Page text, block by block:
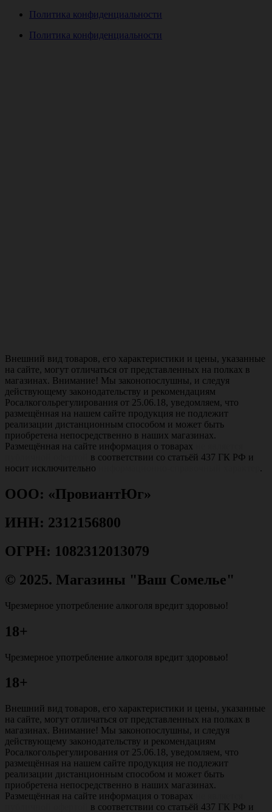
Политика конфиденциальности
Политика конфиденциальности
Внешний вид товаров, его характеристики и цены, указанные
на сайте, могут отличаться от представленных на полках в
магазинах. Внимание! Мы законопослушны, и следуя
действующему законодательству и рекомендациям
Росалкогольрегулирования от 25.06.18, уведомляем, что
размещённая на нашем сайте продукция не подлежит
реализации дистанционным способом и может быть
приобретена непосредственно в наших магазинах.
Размещённая на сайте информация о товарах
в соответствии со статьёй 437 ГК РФ и
носит исключительно
.
ООО: «ПровиантЮг»
ИНН: 2312156800
ОГРН: 1082312013079
© 2025. Магазины "Ваш Сомелье"
Чрезмерное употребление алкоголя вредит здоровью!
18+
Чрезмерное употребление алкоголя вредит здоровью!
18+
Внешний вид товаров, его характеристики и цены, указанные
на сайте, могут отличаться от представленных на полках в
магазинах. Внимание! Мы законопослушны, и следуя
действующему законодательству и рекомендациям
Росалкогольрегулирования от 25.06.18, уведомляем, что
размещённая на нашем сайте продукция не подлежит
реализации дистанционным способом и может быть
приобретена непосредственно в наших магазинах.
Размещённая на сайте информация о товарах
в соответствии со статьёй 437 ГК РФ и